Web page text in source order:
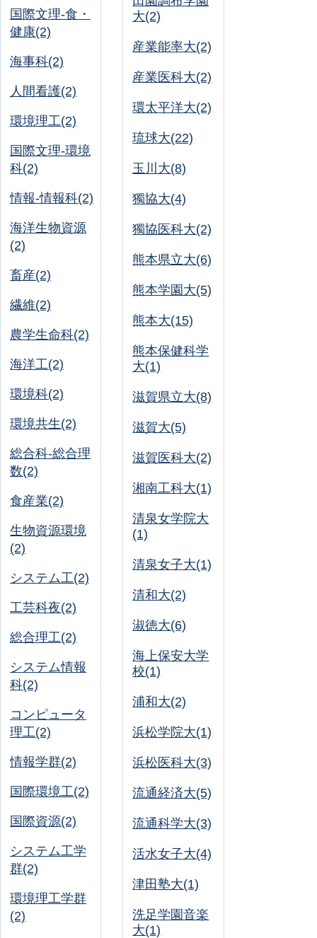
国際文理-食・
健康(2)
海事科(2)
人間看護(2)
環境理工(2)
国際文理-環境
科(2)
情報-情報科(2)
海洋生物資源
(2)
畜産(2)
繊維(2)
農学生命科(2)
海洋工(2)
環境科(2)
環境共生(2)
総合科-総合理
数(2)
食産業(2)
生物資源環境
(2)
システム工(2)
工芸科夜(2)
総合理工(2)
システム情報
科(2)
コンピュータ
理工(2)
情報学群(2)
国際環境工(2)
国際資源(2)
システム工学
群(2)
環境理工学群
(2)
大(2)
産業能率大(2)
産業医科大(2)
環太平洋大(2)
琉球大(22)
玉川大(8)
獨協大(4)
獨協医科大(2)
熊本県立大(6)
熊本学園大(5)
熊本大(15)
熊本保健科学
大(1)
滋賀県立大(8)
滋賀大(5)
滋賀医科大(2)
湘南工科大(1)
清泉女学院大
(1)
清泉女子大(1)
清和大(2)
淑徳大(6)
海上保安大学
校(1)
浦和大(2)
浜松学院大(1)
浜松医科大(3)
流通経済大(5)
流通科学大(3)
活水女子大(4)
津田塾大(1)
洗足学園音楽
大(1)